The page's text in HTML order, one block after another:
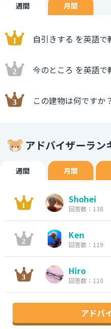
週間 月間
自引きする を英語で
今のところ を英語で
この建物は何ですか
アドバイザーラン
週間 月間
Shohei
回答数：138
Ken
回答数：119
Hiro
回答数：110
アドバ